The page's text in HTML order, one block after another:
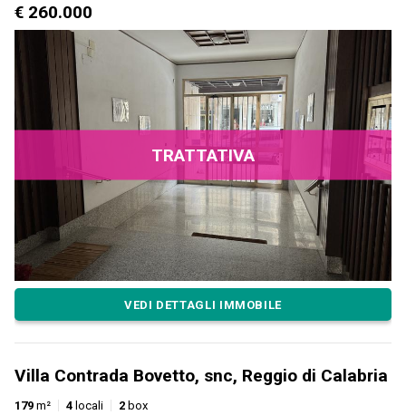
€ 260.000
TRATTATIVA
VEDI DETTAGLI IMMOBILE
Villa Contrada Bovetto, snc, Reggio di Calabria
179 m² 4 locali 2 box